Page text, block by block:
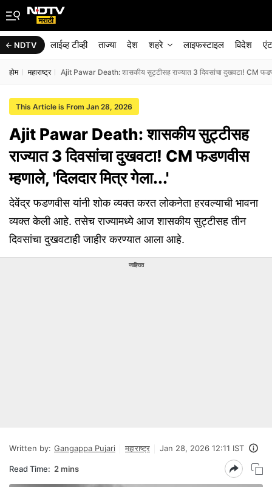
NDTV लाईव्ह टीव्ही ताज्या देश शहरे लाइफस्टाइल विदेश
होम महाराष्ट्र Ajit Pawar Death: शासकीय सुट्टीसह राज्यात 3 दिवसांचा दुखवटा! CM
This Article is From Jan 28, 2026
Ajit Pawar Death: शासकीय सुट्टीसह
राज्यात 3 दिवसांचा दुखवटा! CM फडणवीस
म्हणाले, 'दिलदार मित्र गेला...'
देवेंद्र फडणवीस यांनी शोक व्यक्त करत लोकनेता हरवल्याची भावना
व्यक्त केली आहे. तसेच राज्यामध्ये आज शासकीय सुट्टीसह तीन
दिवसांचा दुखवटाही जाहीर करण्यात आला आहे.
जाहिरात
Written by: Gangappa Pujari महाराष्ट्र Jan 28, 2026 12:11 IST
Read Time: 2 mins